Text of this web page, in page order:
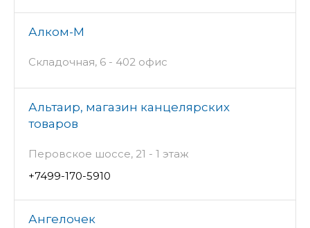
Алком-М
Складочная, 6 - 402 офис
Альтаир, магазин канцелярских
товаров
Перовское шоссе, 21 - 1 этаж
+7499-170-5910
Ангелочек